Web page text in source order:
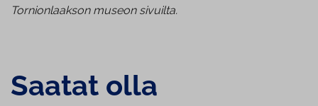
Tornionlaakson museon sivuilta.
Saatat olla